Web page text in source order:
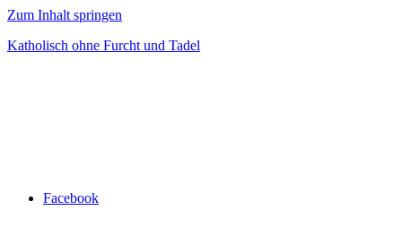
Zum Inhalt springen
Katholisch ohne Furcht und Tadel
Facebook